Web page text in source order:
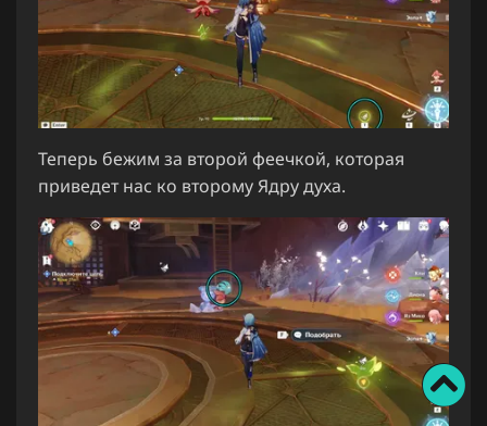
Теперь бежим за второй феечкой, которая
приведет нас ко второму Ядру духа.